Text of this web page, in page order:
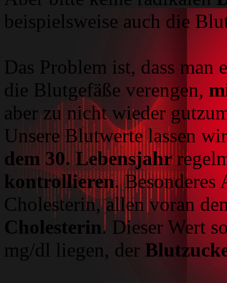
beispielsweise auch die
Das Problem ist, dass man
die Blutgefäße verengen,
aber zu nicht wieder
Unsere Blutwerte lassen
dem 30. Lebensjahr
kontrollieren. Besonderes
Cholesterin, allen voran
Cholesterin. Dieser Wert
mg/dl liegen, der